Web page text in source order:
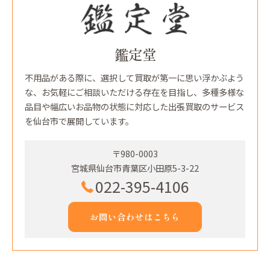
鑑定堂
不用品がある際に、選択して買取が第一に思い浮かぶよう
な、お気軽にご相談いただける存在を目指し、多種多様な
品目や幅広いお品物の状態に対応した出張買取のサービス
を仙台市で展開しています。
〒980-0003
宮城県仙台市青葉区小田原5-3-22
022-395-4106
お問い合わせはこちら